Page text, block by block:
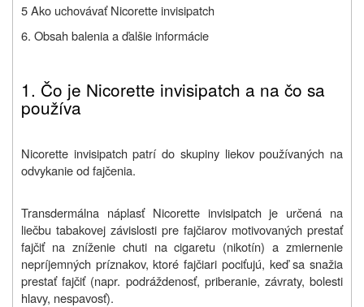
5 Ako uchovávať Nicorette invisipatch
6. Obsah balenia a ďalšie informácie
1. Čo je Nicorette invisipatch a na čo sa
používa
Nicorette invisipatch patrí do skupiny liekov používaných na
odvykanie od fajčenia.
Transdermálna náplasť Nicorette invisipatch je určená na
liečbu tabakovej závislosti pre fajčiarov motivovaných prestať
fajčiť na zníženie chuti na cigaretu (nikotín) a zmiernenie
nepríjemných príznakov, ktoré fajčiari pociťujú, keď sa snažia
prestať fajčiť (napr. podráždenosť, priberanie, závraty, bolesti
hlavy, nespavosť).